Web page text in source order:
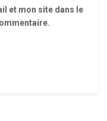
et mon site dans le